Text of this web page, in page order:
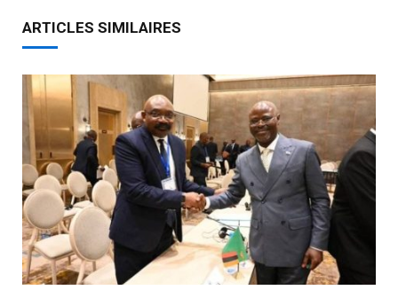
ARTICLES SIMILAIRES